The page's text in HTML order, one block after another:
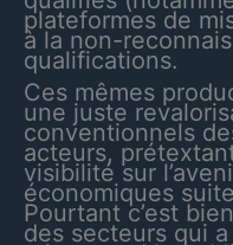
plateformes de
à la non-
qualifications.
Ces mêmes
une juste
conventionnels
acteurs,
visibilité sur
économiques
Pourtant c’est
des secteurs qui